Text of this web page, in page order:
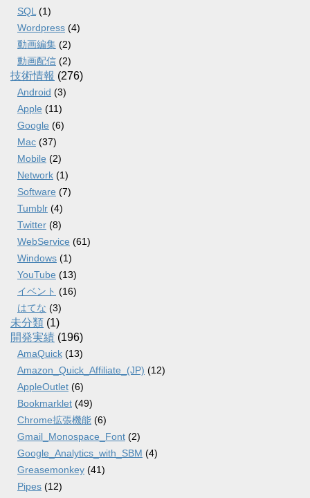
SQL (1)
Wordpress (4)
動画編集 (2)
動画配信 (2)
技術情報 (276)
Android (3)
Apple (11)
Google (6)
Mac (37)
Mobile (2)
Network (1)
Software (7)
Tumblr (4)
Twitter (8)
WebService (61)
Windows (1)
YouTube (13)
イベント (16)
はてな (3)
未分類 (1)
開発実績 (196)
AmaQuick (13)
Amazon_Quick_Affiliate_(JP) (12)
AppleOutlet (6)
Bookmarklet (49)
Chrome拡張機能 (6)
Gmail_Monospace_Font (2)
Google_Analytics_with_SBM (4)
Greasemonkey (41)
Pipes (12)